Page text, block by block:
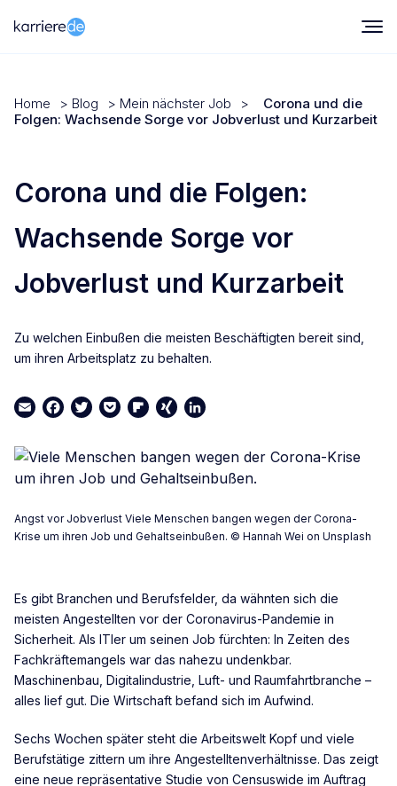
Home > Blog > Mein nächster Job >
Corona und die
Folgen: Wachsende Sorge vor Jobverlust und Kurzarbeit
Corona und die Folgen:
Wachsende Sorge vor
Jobverlust und Kurzarbeit
Zu welchen Einbußen die meisten Beschäftigten bereit sind,
um ihren Arbeitsplatz zu behalten.
EmailFacebook
TwitterPocketFlipboard
XINGLinkedIn
Angst vor Jobverlust Viele Menschen bangen wegen der Corona-
Krise um ihren Job und Gehaltseinbußen. © Hannah Wei on Unsplash
Es gibt Branchen und Berufsfelder, da wähnten sich die
meisten Angestellten vor der Coronavirus-Pandemie in
Sicherheit. Als ITler um seinen Job fürchten: In Zeiten des
Fachkräftemangels war das nahezu undenkbar.
Maschinenbau, Digitalindustrie, Luft- und Raumfahrtbranche –
alles lief gut. Die Wirtschaft befand sich im Aufwind.
Sechs Wochen später steht die Arbeitswelt Kopf und viele
Berufstätige zittern um ihre Angestelltenverhältnisse. Das zeigt
eine neue repräsentative Studie von Censuswide im Auftrag